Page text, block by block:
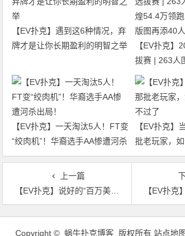
【EV扑克】遇到这6种情况，弃
牌才是让你长期盈利的明智之举
【EV扑克】
拔赛 | 263人
54.4万领跑，
【EV扑克】一天淘汰5人！FT变
“绞肉机”！华裔选手AA惨遭河杀
出局！
【EV扑克】
批老玩家，
过了
上一篇
【EV扑克】说好的“百万美元游戏”没了？HCL突然换档，百万买入变十万，牌桌要降温？
【EV扑克】暌违十年，WSOP再
文
Copyright © 蜗牛扑克博客 版权所有 站点地图